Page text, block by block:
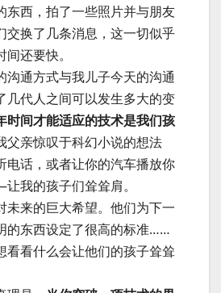
东西，拍了一些照片并与朋友
交换了几条消息，这一切似乎
还要快。
沟通方式与我儿子今天的沟通
几代人之间可以发生多大的变
时间才能适应的技术是我们孩
父亲惊叹于科幻小说的想法
话，或者让你的汽车播放你
我的孩子们耸耸肩。
未来的巨大希望。他们为下一
的东西设定了很高的标准……
看看什么会让他们的孩子耸耸